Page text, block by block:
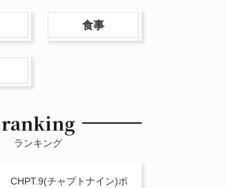
食事
ranking
ランキング
CHPT.9(チャプトナイン)ポ